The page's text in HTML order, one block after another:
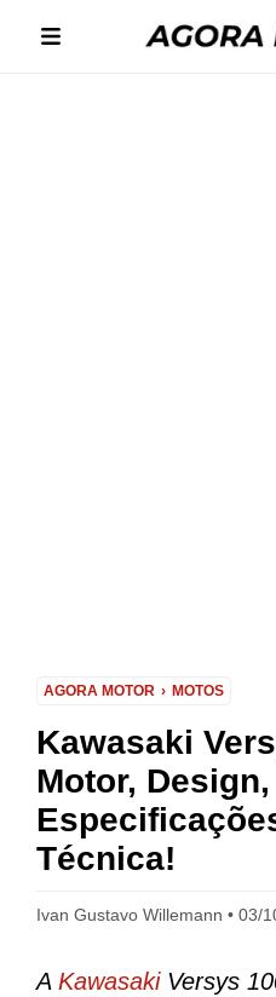
AGORA MOTOR MOTOS
Kawasaki
Motor,
Técnica!
Ivan Gustavo Willemann 03/
A KawasakiVersys